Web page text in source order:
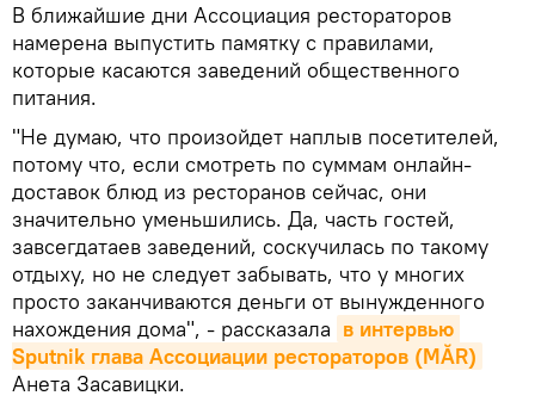
В ближайшие дни Ассоциация рестораторов
намерена выпустить памятку с правилами,
которые касаются заведений общественного
питания.
"Не думаю, что произойдет наплыв посетителей,
потому что, если смотреть по суммам онлайн-
доставок блюд из ресторанов сейчас, они
значительно уменьшились. Да, часть гостей,
завсегдатаев заведений, соскучилась по такому
отдыху, но не следует забывать, что у многих
просто заканчиваются деньги от вынужденного
нахождения дома", - рассказала в интервью
Sputnik глава Ассоциации рестораторов (MĂR)
Анета Засавицки.